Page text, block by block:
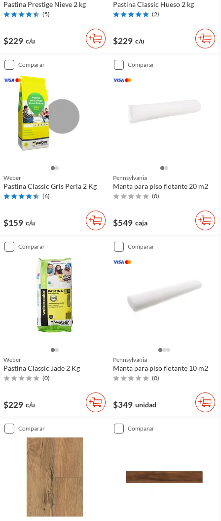
Pastina Prestige Nieve 2 kg
(5)
$229 c/u
Pastina Classic Hueso 2 kg
(2)
$229 c/u
comparar
Weber
Pastina Classic Gris Perla 2 Kg
(6)
$159 c/u
comparar
Pennsylvania
Manta para piso flotante 20 m2
(0)
$549 caja
comparar
Weber
Pastina Classic Jade 2 Kg
(0)
$229 c/u
comparar
Pennsylvania
Manta para piso flotante 10 m2
(0)
$349 unidad
comparar comparar